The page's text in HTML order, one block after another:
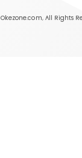
Okezone.com, All Rights